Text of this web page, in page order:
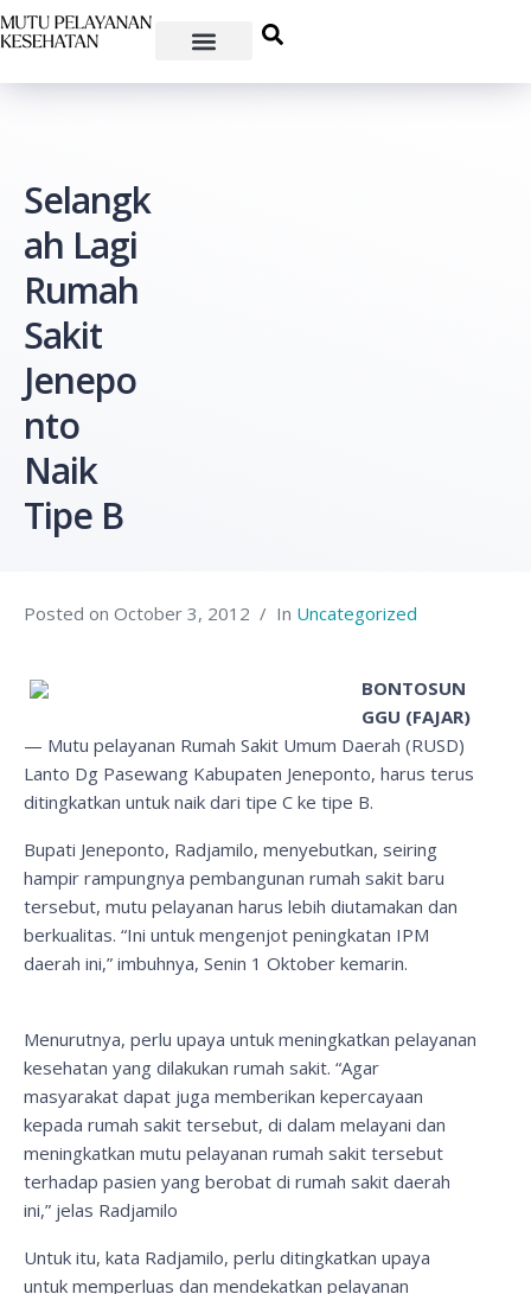
Selangk
ah Lagi
Rumah
Sakit
Jenepo
nto
Naik
Tipe B
Posted on October 3, 2012 In Uncategorized
BONTOSUN
GGU (FAJAR)
— Mutu pelayanan Rumah Sakit Umum Daerah (RUSD)
Lanto Dg Pasewang Kabupaten Jeneponto, harus terus
ditingkatkan untuk naik dari tipe C ke tipe B.
Bupati Jeneponto, Radjamilo, menyebutkan, seiring
hampir rampungnya pembangunan rumah sakit baru
tersebut, mutu pelayanan harus lebih diutamakan dan
berkualitas. “Ini untuk mengenjot peningkatan IPM
daerah ini,” imbuhnya, Senin 1 Oktober kemarin.
Menurutnya, perlu upaya untuk meningkatkan pelayanan
kesehatan yang dilakukan rumah sakit. “Agar
masyarakat dapat juga memberikan kepercayaan
kepada rumah sakit tersebut, di dalam melayani dan
meningkatkan mutu pelayanan rumah sakit tersebut
terhadap pasien yang berobat di rumah sakit daerah
ini,” jelas Radjamilo
Untuk itu, kata Radjamilo, perlu ditingkatkan upaya
untuk memperluas dan mendekatkan pelayanan